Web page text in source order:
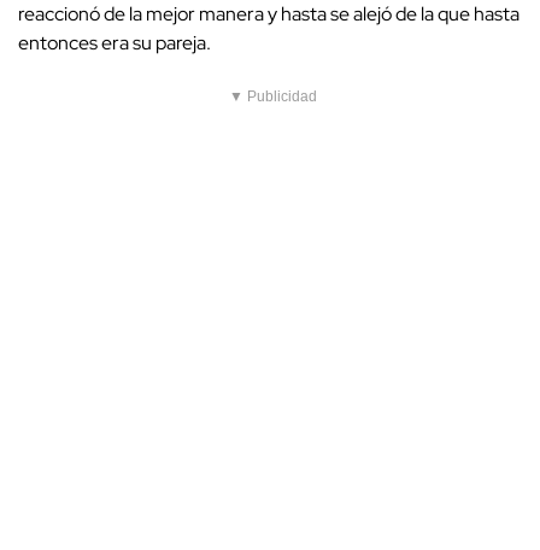
reaccionó de la mejor manera y hasta se alejó de la que hasta
entonces era su pareja.
▼ Publicidad